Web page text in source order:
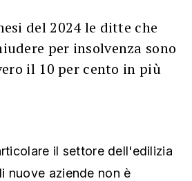
del 2024 le ditte che
per insolvenza sono
il 10 per cento in più
il settore dell'edilizia
nuove aziende non è